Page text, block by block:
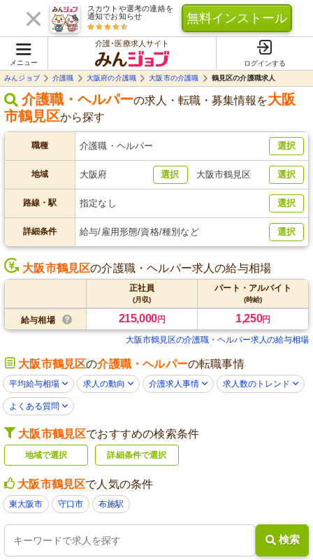
スカウトや選考の連絡を
通知でお知らせ
無料インストール
メニュー
介護･医療求人サイト
ログインする
みんジョブ
介護職 大阪府の介護職 大阪市の介護職 鶴見区の介護職求人
介護職・ヘルパーの求人・転職・募集情報を大阪
市鶴見区から探す
職種 介護職・ヘルパー 選択
地域 大阪府 選択 大阪市鶴見区 選択
路線・駅 指定なし 選択
詳細条件 給与/雇用形態/資格/種別など 選択
大阪市鶴見区の介護職・ヘルパー求人の給与相場
正社員
(月収)
パート・アルバイト
(時給)
給与相場 215,000円 1,250円
大阪市鶴見区の介護職・ヘルパー求人の給与相場
大阪市鶴見区の介護職・ヘルパーの転職事情
平均給与相場 求人の動向 介護求人事情 求人数のトレンド
よくある質問
大阪市鶴見区でおすすめの検索条件
地域で選択 詳細条件で選択
大阪市鶴見区で人気の条件
東大阪市 守口市 布施駅
検索